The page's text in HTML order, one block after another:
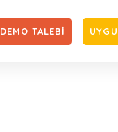
DEMO TALEBİ